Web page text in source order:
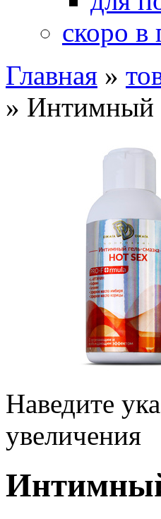
скоро в
Главная »
» Интимный
Наведите
увеличения